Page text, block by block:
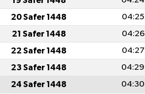
20 Safer 1448 04:25
21 Safer 1448 04:26
22 Safer 1448 04:27
23 Safer 1448 04:29
24 Safer 1448 04:30